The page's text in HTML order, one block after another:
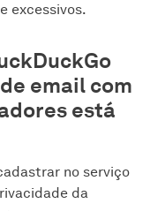
excessivos.
email com
está
no serviço
da